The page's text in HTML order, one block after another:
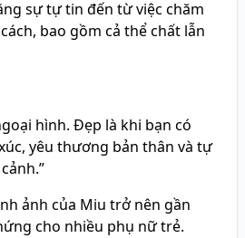
sự tự tin đến từ việc chăm
bao gồm cả thể chất lẫn
hình. Đẹp là khi bạn có
yêu thương bản thân và tự
ảnh của Miu trở nên gần
cho nhiều phụ nữ trẻ.